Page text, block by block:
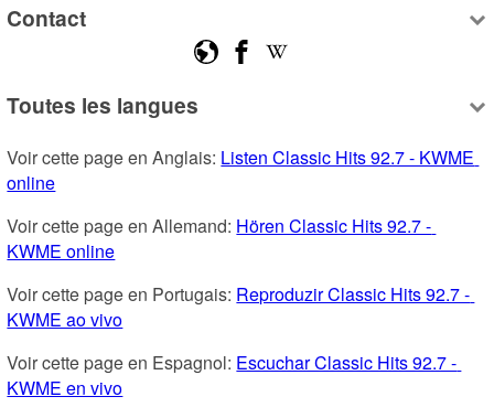
Contact
Toutes les langues
Voir cette page en Anglais: Listen Classic Hits 92.7 - KWME
online
Voir cette page en Allemand: Hören Classic Hits 92.7 -
KWME online
Voir cette page en Portugais: Reproduzir Classic Hits 92.7 -
KWME ao vivo
Voir cette page en Espagnol: Escuchar Classic Hits 92.7 -
KWME en vivo